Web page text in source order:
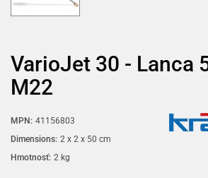
VarioJet 30 - Lanca
M22
MPN: 41156803
Dimensions: 2 x 2 x 50 cm
Hmotnosť: 2 kg